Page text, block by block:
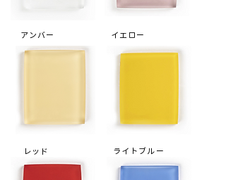
アンバー イエロー
レッド ライトブルー